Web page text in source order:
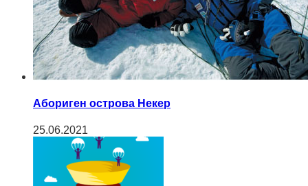
Абориген острова Некер
25.06.2021